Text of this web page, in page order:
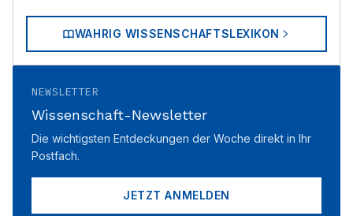
WAHRIG WISSENSCHAFTSLEXIKON
NEWSLETTER
Wissenschaft-Newsletter
Die wichtigsten Entdeckungen der Woche direkt in Ihr
Postfach.
JETZT ANMELDEN